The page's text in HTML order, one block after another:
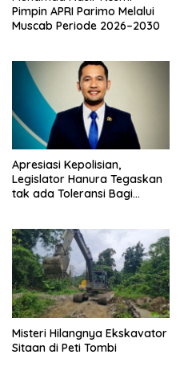
Pimpin APRI Parimo Melalui
Muscab Periode 2026–2030
Apresiasi Kepolisian,
Legislator Hanura Tegaskan
tak ada Toleransi Bagi
Misteri Hilangnya Ekskavator
Sitaan di Peti Tombi